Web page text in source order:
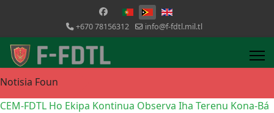
Selecione o seu idioma
+670 78156312 info@f-fdtl.mil.tl
Notisia Foun
CEM-FDTL Ho Ekipa Kontinua Observa Iha Terenu Kona-Bá